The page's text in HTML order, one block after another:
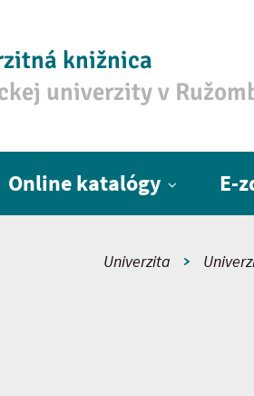
knižnica
univerzity v
Online katalógy E-
Univerzita